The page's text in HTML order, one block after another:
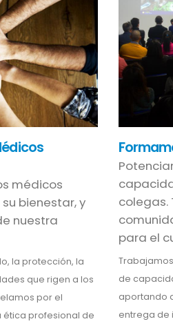
médicos
bienestar, y
nuestra
la protección, la
que rigen a los
por el
ética profesional de
colegas.
para el
de
aportando
entrega de